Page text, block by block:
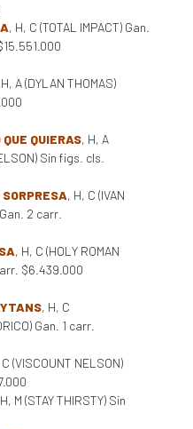
, H, C (TOTAL IMPACT) Gan.
A (DYLAN THOMAS)
QUIERAS, H, A
Sin figs. cls.
, H, C (IVAN
2 carr.
, H, C (HOLY ROMAN
$6.439.000
, H, C
Gan. 1 carr.
C (VISCOUNT NELSON)
M (STAY THIRSTY) Sin